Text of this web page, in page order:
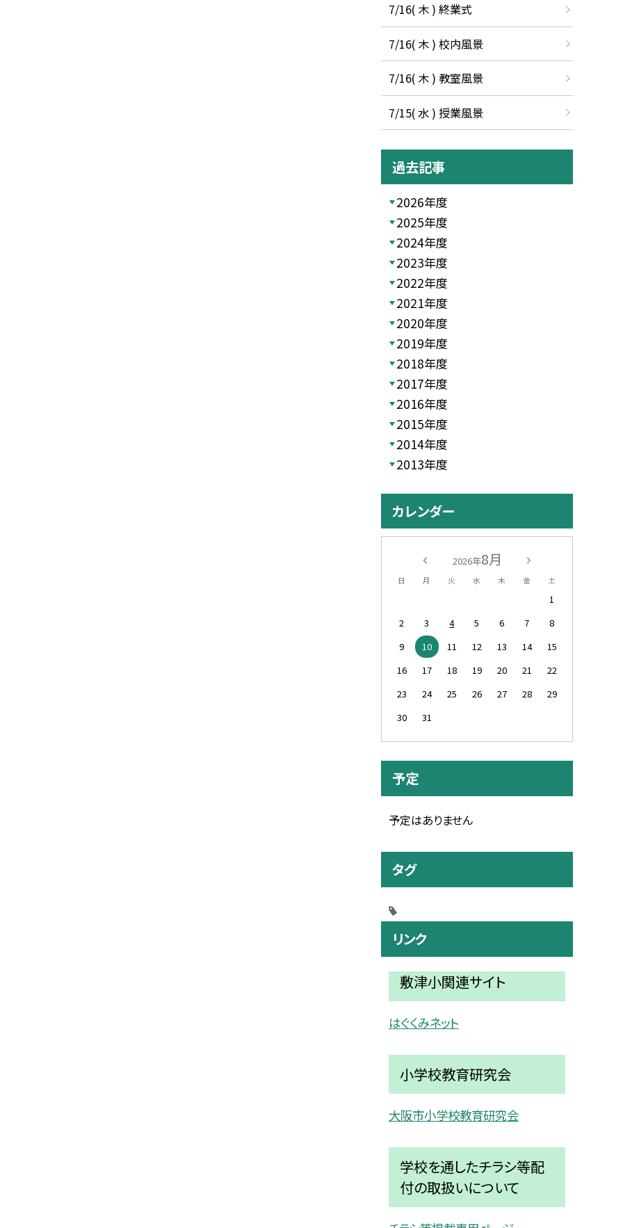
7/16( 木 ) 終業式
7/16( 木 ) 校内風景
7/16( 木 ) 教室風景
7/15( 水 ) 授業風景
過去記事
2026年度
2025年度
2024年度
2023年度
2022年度
2021年度
2020年度
2019年度
2018年度
2017年度
2016年度
2015年度
2014年度
2013年度
カレンダー
2026年8月
日 月 火 水 木 金 土
1
2
3 4 5 6 7
8
9
10 11 12 13 14
15
16
17 18 19 20 21
22
23
24 25 26 27 28
29
30
31
予定
予定はありません
タグ
リンク
敷津小関連サイト
はぐくみネット
小学校教育研究会
大阪市小学校教育研究会
学校を通したチラシ等配
付の取扱いについて